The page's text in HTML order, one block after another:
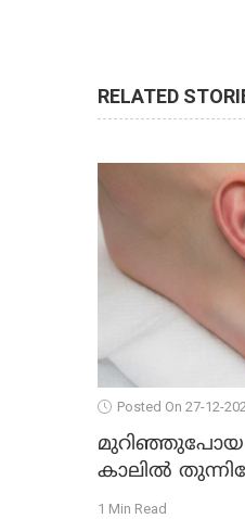
RELATED
Posted On 27-12-
മുറിഞ്ഞുപോയ
കാലിൽ
ശേഷം
1 Min Read